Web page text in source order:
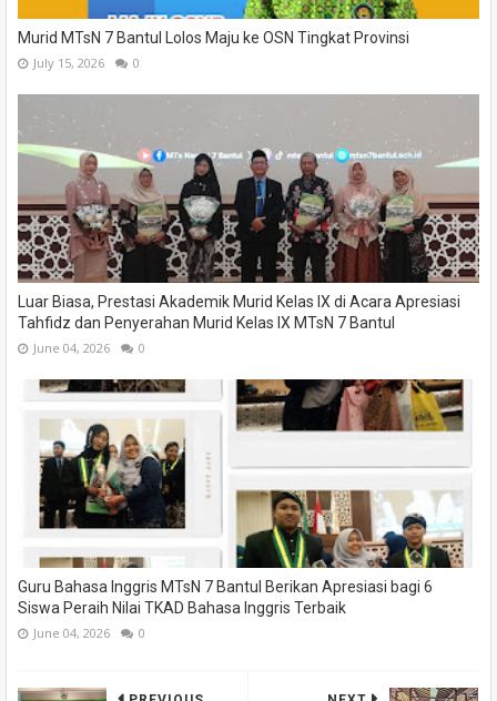
Murid MTsN 7 Bantul Lolos Maju ke OSN Tingkat Provinsi
July 15, 2026 0
Luar Biasa, Prestasi Akademik Murid Kelas IX di Acara Apresiasi
Tahfidz dan Penyerahan Murid Kelas IX MTsN 7 Bantul
June 04, 2026 0
Guru Bahasa Inggris MTsN 7 Bantul Berikan Apresiasi bagi 6
Siswa Peraih Nilai TKAD Bahasa Inggris Terbaik
June 04, 2026 0